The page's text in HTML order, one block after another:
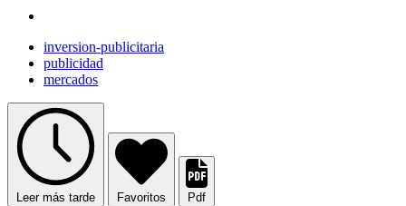
inversion-publicitaria
publicidad
mercados
Leer más tarde Favoritos Pdf